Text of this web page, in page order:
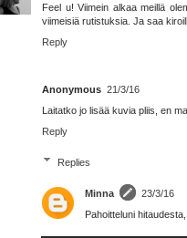
Feel u! Viimein alkaa meillä
viimeisiä rutistuksia. Ja saa
Reply
Anonymous 21/3/16
Laitatko jo lisää kuvia pliis, en
Reply
Replies
Minna
23/3/16
Pahoitteluni